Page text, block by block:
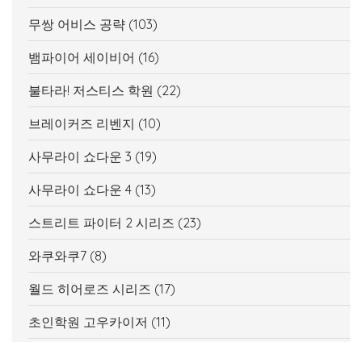
무쌍 어비스 공략 (103)
뱀파이어 세이비어 (16)
불타라! 저스티스 학원 (22)
브레이커즈 리벤지 (10)
사무라이 쇼다운 3 (19)
사무라이 쇼다운 4 (13)
스트리트 파이터 2 시리즈 (23)
와쿠와쿠7 (8)
월드 히어로즈 시리즈 (17)
초인학원 고우카이저 (11)